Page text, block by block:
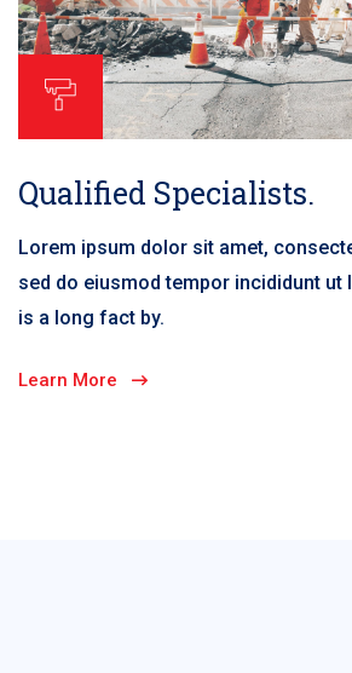
Qualified Specialists.
Lorem ipsum dolor sit amet,
sed do eiusmod tempor incididunt ut
is a long fact by.
Learn More